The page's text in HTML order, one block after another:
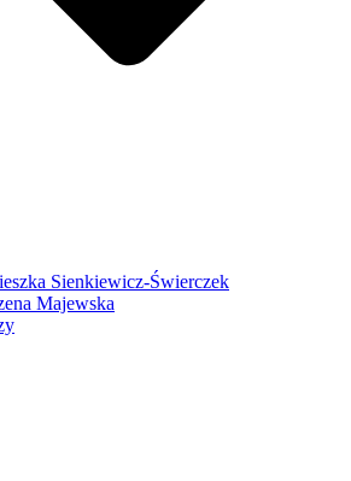
Sienkiewicz-Świerczek
Majewska